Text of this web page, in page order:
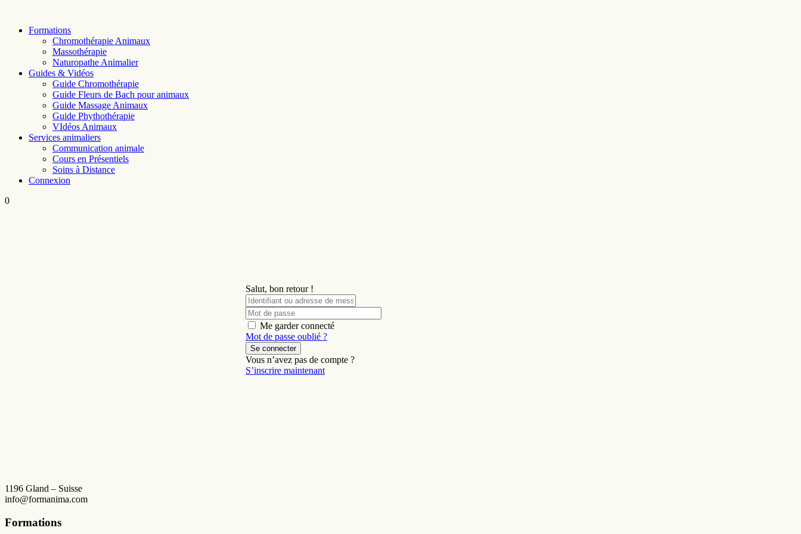
contentFormations
Chromothérapie Animaux
Massothérapie
Naturopathe Animalier
Guides & Vidéos
Guide Chromothérapie
Guide Fleurs de Bach pour animaux
Guide Massage Animaux
Guide Phythothérapie
VIdéos Animaux
Services animaliers
Communication animale
Cours en Présentiels
Soins à Distance
Connexion
0
Salut, bon retour !
Me garder connecté
Mot de passe oublié ?
Se connecter
Vous n’avez pas de compte ?
S’inscrire maintenant
1196 Gland – Suisse
info@formanima.com
Formations